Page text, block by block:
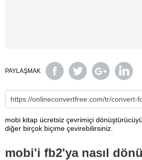
PAYLAŞMAK
mobi kitap ücretsiz çevrimiçi
diğer birçok biçime çevirebilirsiniz.
mobi'i fb2'ya nasıl